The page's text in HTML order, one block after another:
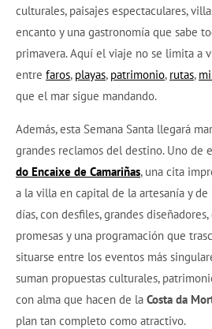
culturales, paisajes espectaculares,
encanto y una gastronomía que sabe
primavera. Aquí el viaje no se limita a
entre faros, playas, patrimonio, rutas,
que el mar sigue mandando.
Además, esta Semana Santa llegará
grandes reclamos del destino. Uno de
do Encaixe de Camariñas, una cita
a la villa en capital de la artesanía y
días, con desfiles, grandes
promesas y una programación que
situarse entre los eventos más
suman propuestas culturales,
con alma que hacen de la Costa da
plan tan completo como atractivo.